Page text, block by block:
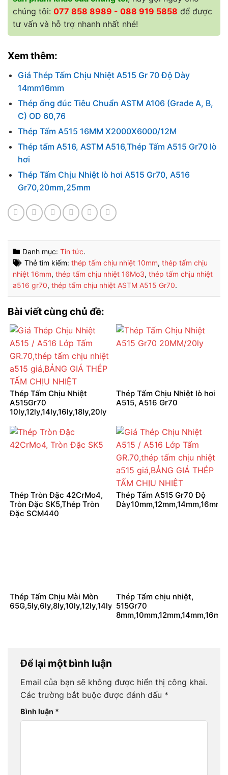
chúng tôi: 077 858 8989 - 088 919 5858 để được
tư vấn và hỗ trợ nhanh nhất nhé!
Xem thêm:
Giá Thép Tấm Chịu Nhiệt A515 Gr 70 Độ Dày
14mm16mm
Thép ống đúc Tiêu Chuẩn ASTM A106 (Grade A, B,
C) OD 60,76
Thép Tấm A515 16MM X2000X6000/12M
Thép tấm A516, ASTM A516,Thép Tấm A515 Gr70 lò
hơi
Thép Tấm Chịu Nhiệt lò hơi A515 Gr70, A516
Gr70,20mm,25mm
Danh mục: Tin tức.
Thẻ tìm kiếm: thép tấm chịu nhiệt 10mm, thép tấm chịu
nhiệt 16mm, thép tấm chịu nhiệt 16Mo3, thép tấm chịu nhiệt
a516 gr70, thép tấm chịu nhiệt ASTM A515 Gr70.
Bài viết cùng chủ đề:
Thép Tấm Chịu Nhiệt
A515Gr70
10ly,12ly,14ly,16ly,18ly,20ly
Thép Tấm Chịu Nhiệt lò hơi
A515, A516 Gr70
Thép Tròn Đặc 42CrMo4,
Tròn Đặc SK5,Thép Tròn
Đặc SCM440
Thép Tấm A515 Gr70 Độ
Dày10mm,12mm,14mm,16mm
Thép Tấm Chịu Mài Mòn
65G,5ly,6ly,8ly,10ly,12ly,14ly,16ly,18ly,20ly
Thép Tấm chịu nhiệt,
515Gr70
Để lại một bình luận
Email của bạn sẽ không được hiển thị công khai.
Các trường bắt buộc được đánh dấu *
Bình luận *